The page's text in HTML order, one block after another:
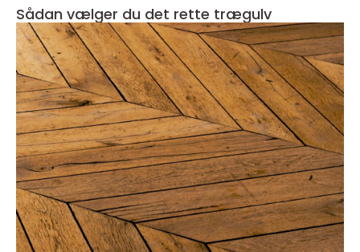
Sådan vælger du det rette trægulv